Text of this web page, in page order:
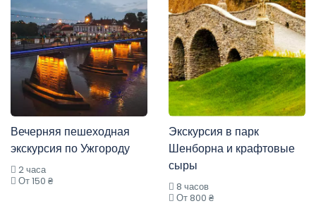
Вечерняя пешеходная
экскурсия по Ужгороду
2 часа
От 150 ₴
Экскурсия в парк
Шенборна и крафтовые
сыры
8 часов
От 800 ₴